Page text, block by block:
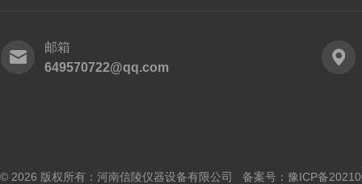
邮箱
649570722@qq.com
© 2026 版权所有：河南信陵仪器设备有限公司 备案号： 豫ICP备